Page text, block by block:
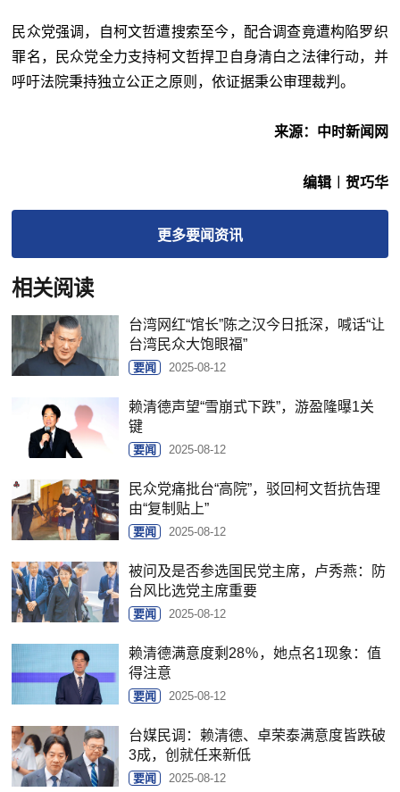
民众党强调，自柯文哲遭搜索至今，配合调查竟遭构陷罗织
罪名，民众党全力支持柯文哲捍卫自身清白之法律行动，并
呼吁法院秉持独立公正之原则，依证据秉公审理裁判。
来源：中时新闻网
编辑︱贺巧华
更多要闻资讯
相关阅读
台湾网红“馆长”陈之汉今日抵深，喊话“让
台湾民众大饱眼福”
要闻 2025-08-12
赖清德声望“雪崩式下跌”，游盈隆曝1关
键
要闻 2025-08-12
民众党痛批台“高院”，驳回柯文哲抗告理
由“复制贴上”
要闻 2025-08-12
被问及是否参选国民党主席，卢秀燕：防
台风比选党主席重要
要闻 2025-08-12
赖清德满意度剩28％，她点名1现象：值
得注意
要闻 2025-08-12
台媒民调：赖清德、卓荣泰满意度皆跌破
3成，创就任来新低
要闻 2025-08-12